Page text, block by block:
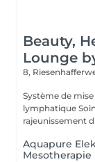
Beauty,
Lounge
8,
Système de mise
lymphatique Soin du visage classique Aquapure Nettoyage et
Aquapure
Mesotherapie